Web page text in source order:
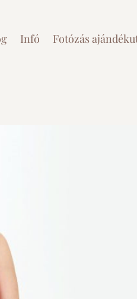
Infó Fotózás